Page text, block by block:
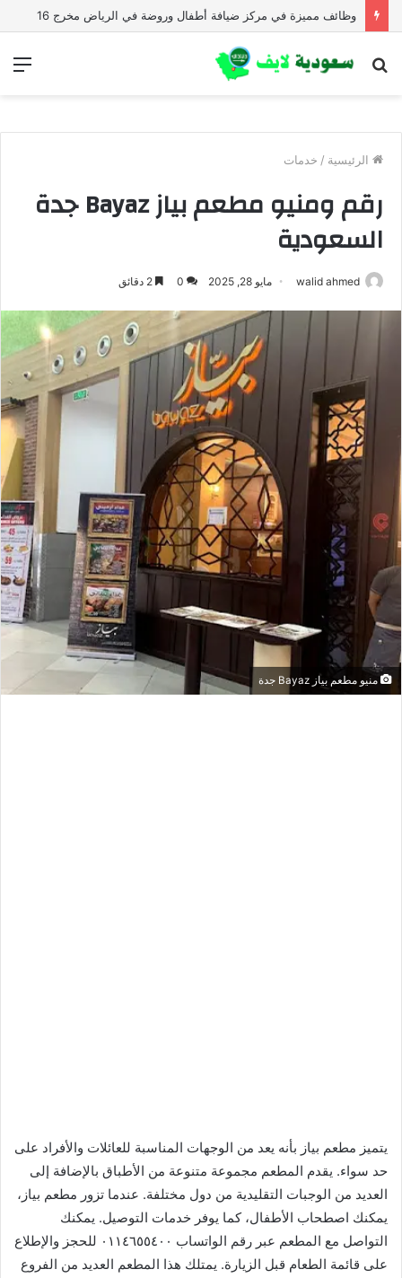
وظائف مميزة في مركز ضيافة أطفال وروضة في الرياض مخرج 16
بحث
الرئيسية / خدمات
رقم ومنيو مطعم بياز Bayaz جدة
السعودية
walid ahmed مايو 28, 2025 0
منيو مطعم بياز Bayaz جدة
يتميز مطعم بياز بأنه يعد من الوجهات المناسبة للعائلات والأفراد على
حد سواء. يقدم المطعم مجموعة متنوعة من الأطباق بالإضافة إلى
العديد من الوجبات التقليدية من دول مختلفة. عندما تزور مطعم بياز،
يمكنك اصطحاب الأطفال، كما يوفر خدمات التوصيل. يمكنك
التواصل مع المطعم عبر رقم الواتساب ٠١١٤٦٥٥٤٠٠ للحجز والإطلاع
على قائمة الطعام قبل الزيارة. يمتلك هذا المطعم العديد من الفروع